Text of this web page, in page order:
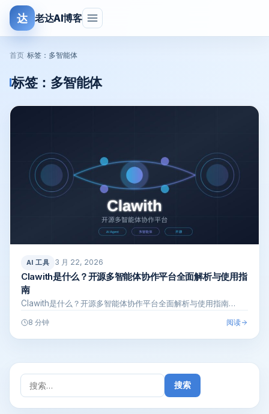
达 老达AI博客
首页 标签：多智能体
标签： 多智能体
AI 工具 3 月 22, 2026
Clawith是什么？开源多智能体协作平台全面解析与使用指
南
Clawith是什么？开源多智能体协作平台全面解析与使用指南…
8 分钟 阅读
搜
索：